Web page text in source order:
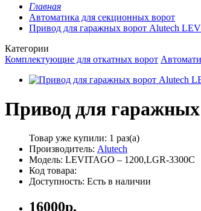
Главная
Автоматика для секционных ворот
Привод для гаражных ворот Alutech
Категории
Комплектующие для откатных ворот
Привод для
Товар уже купили: 1 раз(а)
Производитель: Alutech
Модель: LEVITAGO – 1200,LGR-3300C
Код товара:
Доступность: Есть в наличии
16000р.